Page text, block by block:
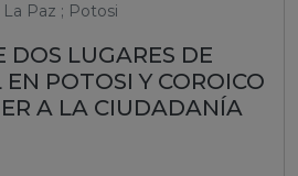
Paz ; Potosi
DOS LUGARES DE
POTOSI Y COROICO
A LA CIUDADANÍA